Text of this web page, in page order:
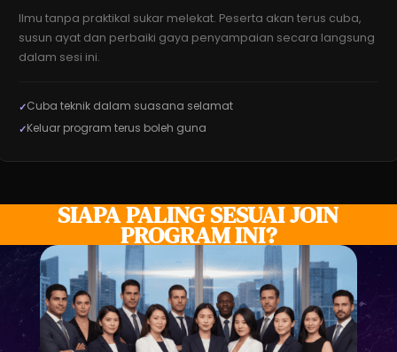
Ilmu tanpa praktikal sukar melekat. Peserta akan terus cuba,
susun ayat dan perbaiki gaya penyampaian secara langsung
dalam sesi ini.
Cuba teknik dalam suasana selamat
Keluar program terus boleh guna
SIAPA PALING SESUAI JOIN
PROGRAM INI?